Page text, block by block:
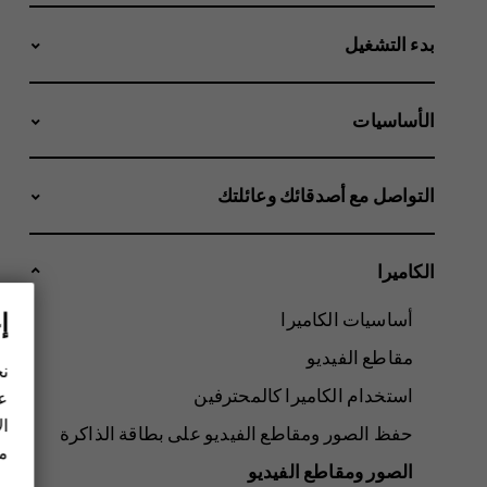
بدء التشغيل
الأساسيات
التواصل مع أصدقائك وعائلتك
الكاميرا
أساسيات الكاميرا
مقاطع الفيديو
استخدام الكاميرا كالمحترفين
حفظ الصور ومقاطع الفيديو على بطاقة الذاكرة
الصور ومقاطع الفيديو